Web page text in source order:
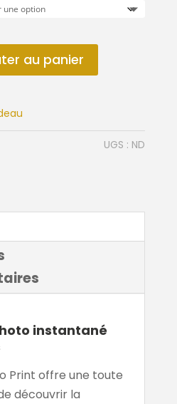
au panier
UGS : ND
instantané
Print offre une toute
découvrir la